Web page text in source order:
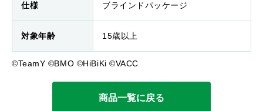
仕様 ブラインドパッケージ
対象年齢 15歳以上
©TeamY ©BMO ©HiBiKi ©VACC
商品一覧に戻る